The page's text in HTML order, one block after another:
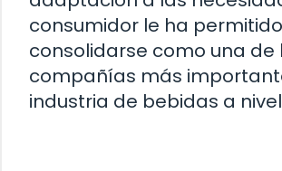
consumidor le ha permitido
consolidarse como una de
compañías más
industria de bebidas a